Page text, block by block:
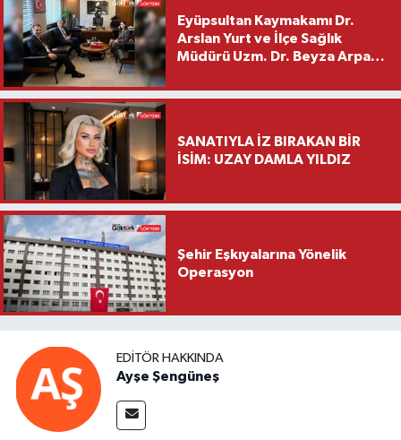
Eyüpsultan Kaymakamı Dr.
Arslan Yurt ve İlçe Sağlık
Müdürü Uzm. Dr. Beyza Arpacı
Ziyareti
SANATIYLA İZ BIRAKAN BİR
İSİM: UZAY DAMLA YILDIZ
Şehir Eşkıyalarına Yönelik
Operasyon
EDITÖR HAKKINDA
Ayşe Şengüneş